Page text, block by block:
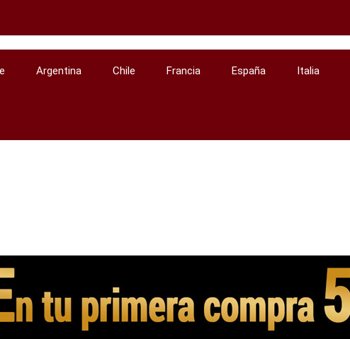
Argentina Chile Francia España Italia